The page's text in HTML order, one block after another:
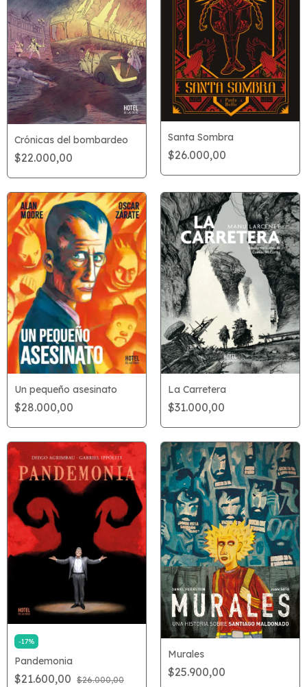
Crónicas del bombardeo
$22.000,00
Santa Sombra
$26.000,00
Un pequeño asesinato
$28.000,00
La Carretera
$31.000,00
-17%
Pandemonia
$21.600,00 $26.000,00
Murales
$25.900,00